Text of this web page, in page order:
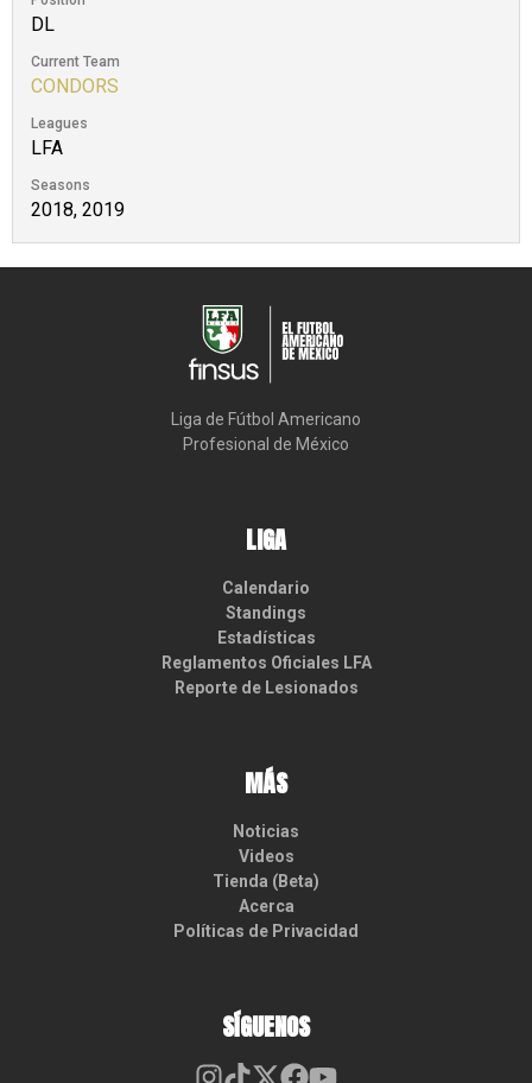
DL
Current Team
CONDORS
Leagues
LFA
Seasons
2018, 2019
Liga de Fútbol Americano
Profesional de México
LIGA
Calendario
Standings
Estadísticas
Reglamentos Oficiales LFA
Reporte de Lesionados
MÁS
Noticias
Videos
Tienda (Beta)
Acerca
Políticas de Privacidad
SÍGUENOS